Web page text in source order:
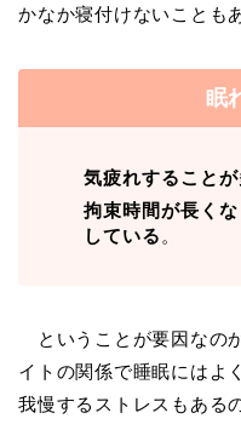
かなか寝付けないことも
眠
気疲れすることが
拘束時間が長く
している 。
ということが要因なの
イトの関係で睡眠にはよ
我慢するストレスもある